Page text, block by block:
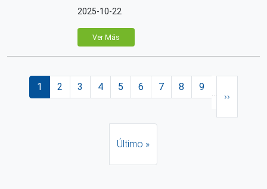
2025-10-22
Ver Más
Paginación
Página actual
1 Página
2 Página
3 Página
4 Página
5 Página
6 Página
7 Página
8 Página
9 …
››
Último »